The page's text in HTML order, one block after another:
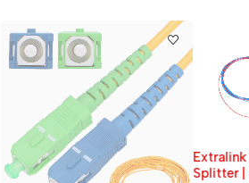
Extralink
Splitter |